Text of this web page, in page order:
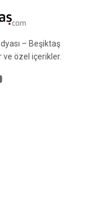
– Beşiktaş
ve özel içerikler.